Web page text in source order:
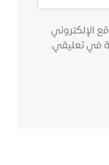
الإلكتروني
في تعليقي.